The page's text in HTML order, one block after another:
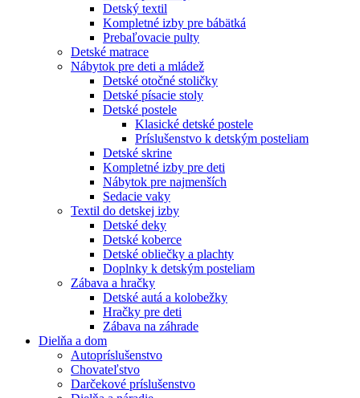
Detský textil
Kompletné izby pre bábätká
Prebaľovacie pulty
Detské matrace
Nábytok pre deti a mládež
Detské otočné stoličky
Detské písacie stoly
Detské postele
Klasické detské postele
Príslušenstvo k detským posteliam
Detské skrine
Kompletné izby pre deti
Nábytok pre najmenších
Sedacie vaky
Textil do detskej izby
Detské deky
Detské koberce
Detské obliečky a plachty
Doplnky k detským posteliam
Zábava a hračky
Detské autá a kolobežky
Hračky pre deti
Zábava na záhrade
Dielňa a dom
Autopríslušenstvo
Chovateľstvo
Darčekové príslušenstvo